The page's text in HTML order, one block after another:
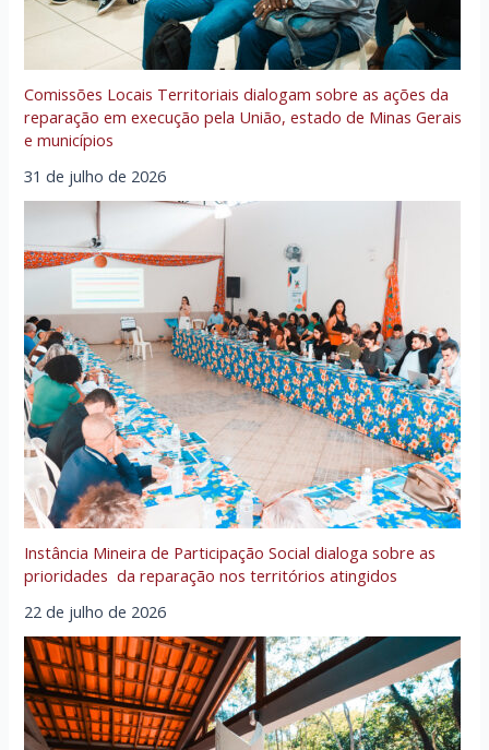
Comissões Locais Territoriais dialogam sobre as ações da
reparação em execução pela União, estado de Minas Gerais
e municípios
31 de julho de 2026
Instância Mineira de Participação Social dialoga sobre as
prioridades da reparação nos territórios atingidos
22 de julho de 2026